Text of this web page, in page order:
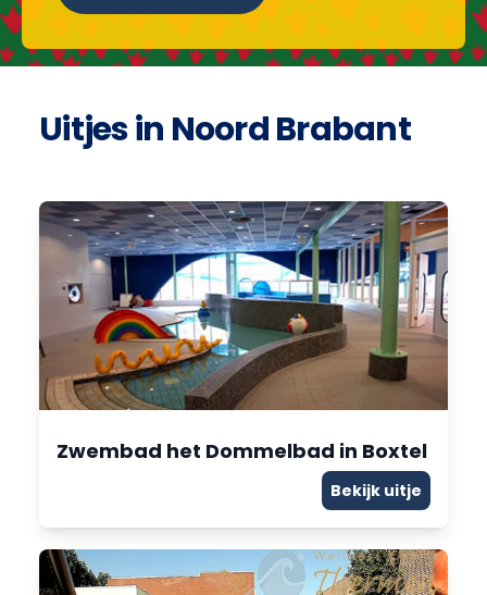
Uitjes in Noord Brabant
Zwembad het Dommelbad in Boxtel
Bekijk uitje